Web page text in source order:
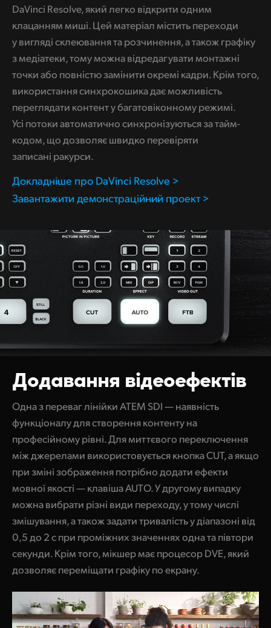
DaVinci Resolve, який легко відкрити одним
клацанням миші. Цей матеріал містить переходи
у вигляді склеювання та розчинення, а також графіку
з медіатеки, тому можна відредагувати монтажні
точки або повністю замінити окремі кадри. Крім того,
використання синхрокошика дає можливість
переглядати контент у багатовіконному режимі.
Усі потоки автоматично синхронізуються за тайм-
кодом, що дозволяє швидко перевіряти
записані ракурси.
Докладніше про DaVinci Resolve >
Завантажити демонстраційний проект >
Додавання відеоефектів
Одна з переваг лінійки ATEM SDI — наявність
функціоналу для створення контенту на
професійному рівні. Для миттєвого переключення
між джерелами використовується кнопка CUT, а якщо
при зміні зображення потрібно додати ефекти
мовної якості — клавіша AUTO. У другому випадку
можна вибрати різні види переходу, у тому числі
змішування, а також задати тривалість у діапазоні від
0,5 до 2 с при проміжних значеннях одна та півтори
секунди. Крім того, мікшер має процесор DVE, який
дозволяє переміщати графіку по екрану.